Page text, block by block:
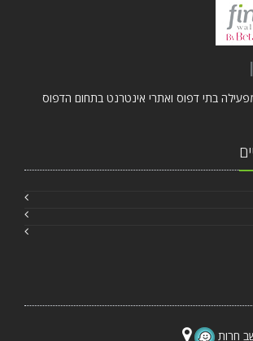
בתי דפוס ואתרי אינטרנט בתחום הדפוס